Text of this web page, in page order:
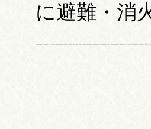
に避難・消